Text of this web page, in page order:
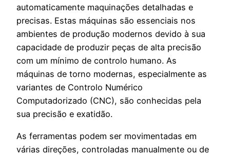
automaticamente maquinações detalhadas e
precisas. Estas máquinas são essenciais nos
ambientes de produção modernos devido à sua
capacidade de produzir peças de alta precisão
com um mínimo de controlo humano. As
máquinas de torno modernas, especialmente as
variantes de Controlo Numérico
Computadorizado (CNC), são conhecidas pela
sua precisão e exatidão.
As ferramentas podem ser movimentadas em
várias direções, controladas manualmente ou de